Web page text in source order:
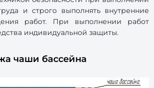
и строго выполнять внутренние
работ. При выполнении работ
индивидуальной защиты.
чаши бассейна